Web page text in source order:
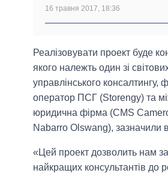
16 травня 2017, 18:36
Реалізовувати проект буде
якого належть один зі
управлінського консалтингу,
оператор ПСГ (Storengy) та
юридична фірма (CMS
Nabarro Olswang), зазначили
«Цей проект дозволить нам
найкращих консультантів до